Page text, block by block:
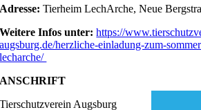
Adresse: Tierheim LechArche, Neue
Weitere Infos unter: https://
augsburg.de/herzliche-einladung-zum-
lecharche/
ANSCHRIFT
Tierschutzverein Augsburg